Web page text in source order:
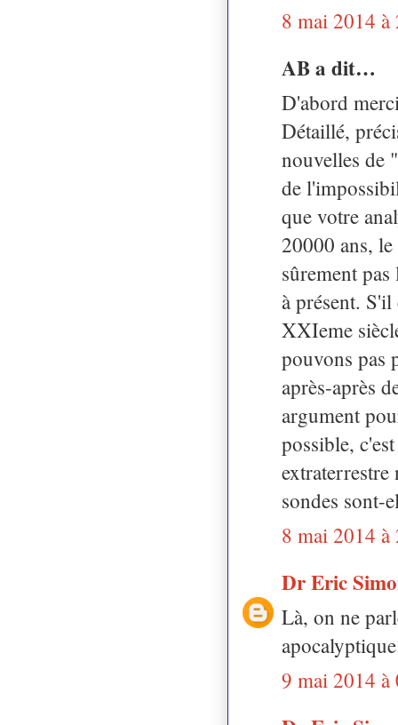
8 mai 2014 à
AB a dit…
D'abord
Détaillé,
nouvelles de
de
que votre
20000 ans,
sûrement
à présent.
XXIeme
pouvons pas
après-après
argument
possible,
extraterrestre
sondes sont-
8 mai 2014 à
Dr Eric
Là, on ne
9 mai 2014 à